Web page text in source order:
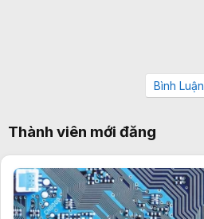
Bình Luận
Thành viên mới đăng